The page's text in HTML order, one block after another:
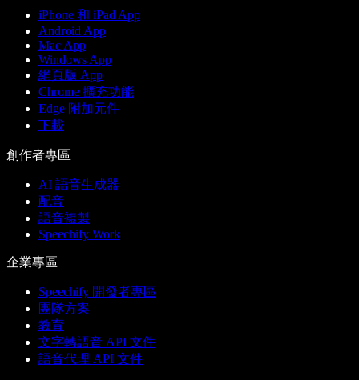
iPhone 和 iPad App
Android App
Mac App
Windows App
網頁版 App
Chrome 擴充功能
Edge 附加元件
下載
創作者專區
AI 語音生成器
配音
語音複製
Speechify Work
企業專區
Speechify 開發者專區
團隊方案
教育
文字轉語音 API 文件
語音代理 API 文件